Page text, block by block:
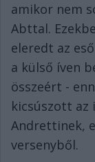
amikor nem
Abttal.
eleredt az
a külső íven
összeért -
kicsúszott az
Andrettinek,
versenyből.